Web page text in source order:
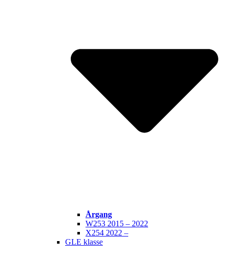
Årgang
W253 2015 – 2022
X254 2022 –
GLE klasse